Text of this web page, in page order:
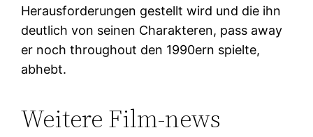
Herausforderungen gestellt wird und die ihn
deutlich von seinen Charakteren, pass away
er noch throughout den 1990ern spielte,
abhebt.
Weitere Film-news